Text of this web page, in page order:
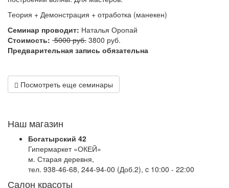
Теория + Демонстрация + отработка (манекен)
Семинар проводит: Наталья Оропай
Стоимость: 5000 руб. 3800 руб.
Предварительная запись обязательна
Посмотреть еще семинары
Наш магазин
Богатырский 42
Гипермаркет «ОКЕЙ»
м. Старая деревня,
тел. 938-46-68, 244-94-00 (Доб.2), c 10:00 - 22:00
Салон красоты